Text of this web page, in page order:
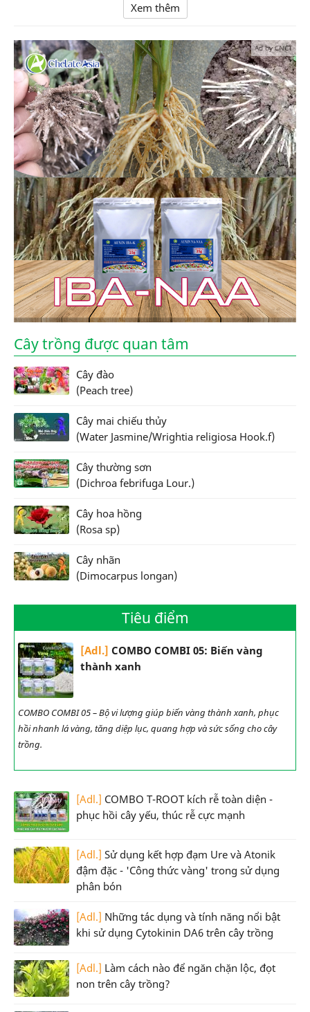
Xem thêm
Ad by CNCT
Cây trồng được quan tâm
Cây đào
(Peach tree)
Cây mai chiếu thủy
(Water Jasmine/Wrightia religiosa Hook.f)
Cây thường sơn
(Dichroa febrifuga Lour.)
Cây hoa hồng
(Rosa sp)
Cây nhãn
(Dimocarpus longan)
Tiêu điểm
[Adl.] COMBO COMBI 05: Biến vàng
thành xanh
COMBO COMBI 05 – Bộ vi lượng giúp biến vàng thành xanh, phục
hồi nhanh lá vàng, tăng diệp lục, quang hợp và sức sống cho cây
trồng.
[Adl.] COMBO T-ROOT kích rễ toàn diện -
phục hồi cây yếu, thúc rễ cực mạnh
[Adl.] Sử dụng kết hợp đạm Ure và Atonik
đậm đặc - 'Công thức vàng' trong sử dụng
phân bón
[Adl.] Những tác dụng và tính năng nổi bật
khi sử dụng Cytokinin DA6 trên cây trồng
[Adl.] Làm cách nào để ngăn chặn lộc, đọt
non trên cây trồng?